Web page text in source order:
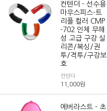
컨텐더 - 선수용
마우스피스-트
리플 컬러 CMP
-702 인체 무해
성 고급 구강 실
리콘/복싱/권
투/격투/구강보
호
컨텐더
11,000원
에버라스트 - 초